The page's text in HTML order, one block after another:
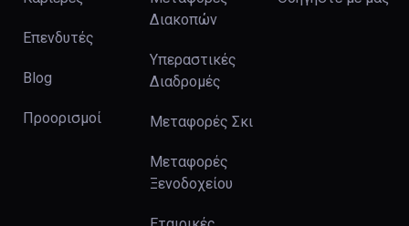
Επενδυτές
Blog
Προορισμοί
Διακοπών
Υπεραστικές
Διαδρομές
Μεταφορές Σκι
Μεταφορές
Ξενοδοχείου